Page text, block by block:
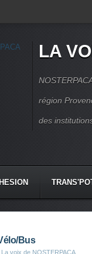
LA
région
des
Bus
La voix de NOSTERPACA